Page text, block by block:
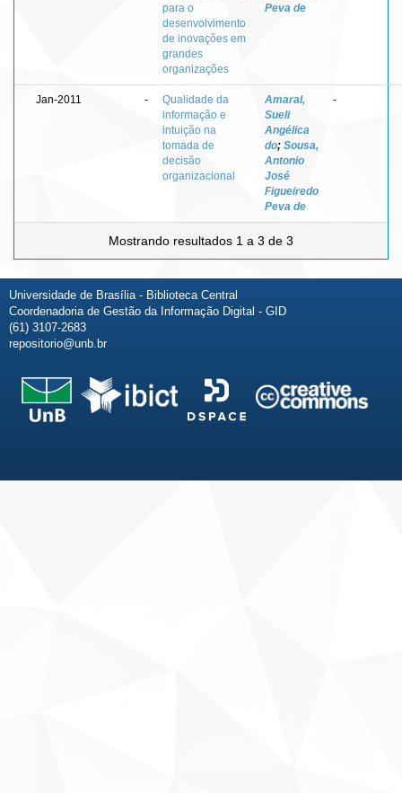
para o
desenvolvimento
de inovações em
grandes
organizações
Peva de
Jan-2011 -
Qualidade da
informação e
intuição na
tomada de
decisão
organizacional
Amaral,
Sueli
Angélica
do; Sousa,
Antonio
José
Figueiredo
Peva de
-
Mostrando resultados 1 a 3 de 3
Universidade de Brasília - Biblioteca Central
Coordenadoria de Gestão da Informação Digital - GID
(61) 3107-2683
repositorio@unb.br